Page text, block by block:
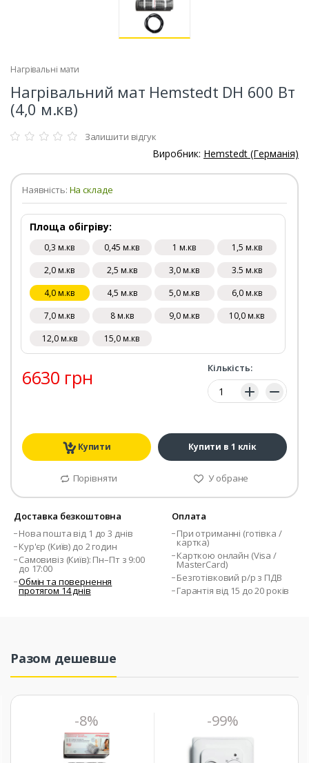
Нагрівальні мати
Нагрівальний мат Hemstedt DH 600 Вт
(4,0 м.кв)
Залишити відгук
Виробник: Hemstedt (Германія)
Наявність: На складе
Площа обігріву:
0,3 м.кв 0,45 м.кв 1 м.кв
1,5 м.кв
2,0 м.кв
2,5 м.кв 3,0 м.кв
3.5 м.кв
4,0 м.кв
4,5 м.кв 5,0 м.кв
6,0 м.кв
7,0 м.кв
8 м.кв 9,0 м.кв
10,0 м.кв
12,0 м.кв
15,0 м.кв
6630 грн Кількість:
Кількість:
Купити Купити в 1 клік
Порівняти У обране
Доставка безкоштовна
Нова пошта від 1 до 3 днів
Кур'єр (Київ) до 2 годин
Самовивіз (Київ): Пн–Пт з 9:00
до 17:00
Обмін та повернення
протягом 14 днів
Оплата
При отриманні (готівка /
картка)
Карткою онлайн (Visa /
MasterCard)
Безготівковий р/р з ПДВ
Гарантія від 15 до 20 років
Разом дешевше
-8% -99%